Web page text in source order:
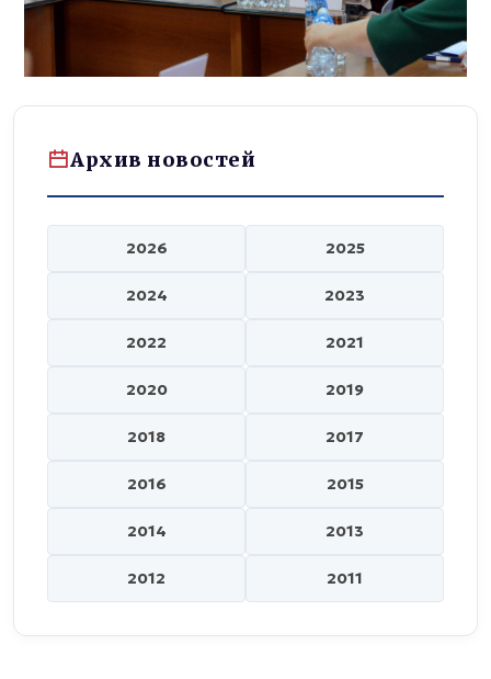
Архив новостей
2026 2025
2024 2023
2022 2021
2020 2019
2018 2017
2016 2015
2014 2013
2012 2011